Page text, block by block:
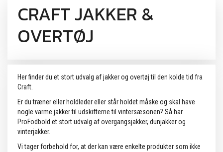
CRAFT JAKKER &
OVERTØJ
Her finder du et stort udvalg af jakker og overtøj til den kolde tid fra
Craft.
Er du træner eller holdleder eller står holdet måske og skal have
nogle varme jakker til udskifterne til vintersæsonen? Så har
ProFodbold et stort udvalg af overgangsjakker, dunjakker og
vinterjakker.
Vi tager forbehold for, at der kan være enkelte produkter som ikke